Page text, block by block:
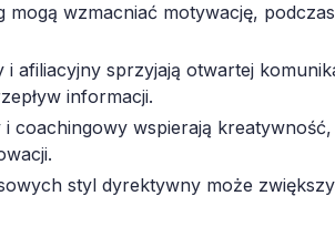
mogą wzmacniać motywację,
i afiliacyjny sprzyjają otwartej
informacji.
coachingowy wspierają
styl dyrektywny może